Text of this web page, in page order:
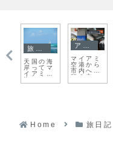
天国の海
岸ってマ
イアミの
海のこと
だったん
マイアミ
空港から
市内への
行き方
（バス）
Home 旅日記